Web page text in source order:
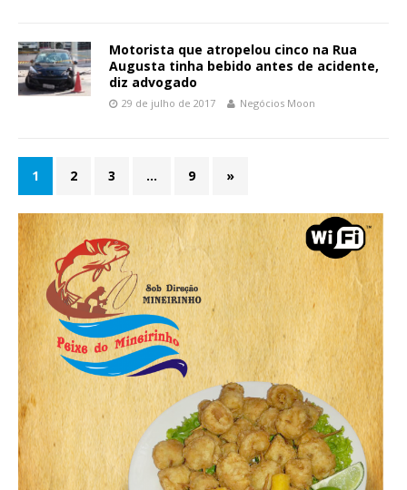
Motorista que atropelou cinco na Rua
Augusta tinha bebido antes de acidente,
diz advogado
29 de julho de 2017 Negócios Moon
1 2 3 … 9 »